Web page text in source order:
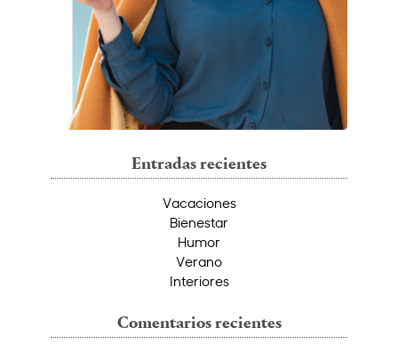
Entradas recientes
Vacaciones
Bienestar
Humor
Verano
Interiores
Comentarios recientes